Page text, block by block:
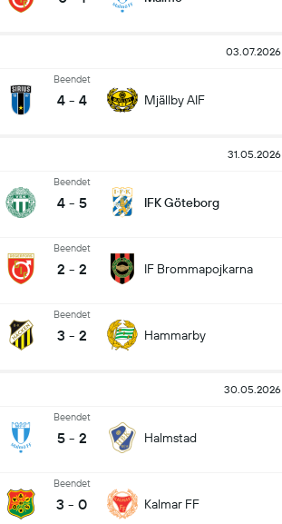
03.07.2026
Beendet
4 - 4 Mjällby AIF
31.05.2026
Beendet
4 - 5 IFK Göteborg
Beendet
2 - 2 IF Brommapojkarna
Beendet
3 - 2 Hammarby
30.05.2026
Beendet
5 - 2 Halmstad
Beendet
3 - 0 Kalmar FF